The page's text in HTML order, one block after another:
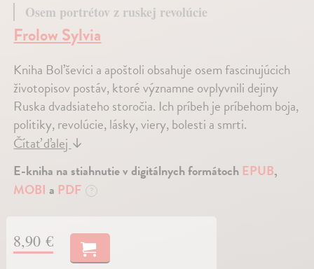
Osem portrétov z ruskej revolúcie
Frolow Sylvia
Kniha Boľševici a apoštoli obsahuje osem fascinujúcich
životopisov postáv, ktoré významne ovplyvnili dejiny
Ruska dvadsiateho storočia. Ich príbeh je príbehom boja,
politiky, revolúcie, lásky, viery, bolesti a smrti.
Čítať ďalej↓
E-kniha na stiahnutie v digitálnych formátoch EPUB,
MOBI a PDF ?
8,90 €